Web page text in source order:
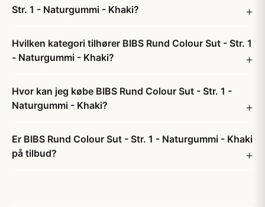
Str. 1 - Naturgummi - Khaki?
Hvilken kategori tilhører BIBS Rund Colour Sut - Str. 1
- Naturgummi - Khaki?
Hvor kan jeg købe BIBS Rund Colour Sut - Str. 1 -
Naturgummi - Khaki?
Er BIBS Rund Colour Sut - Str. 1 - Naturgummi - Khaki
på tilbud?